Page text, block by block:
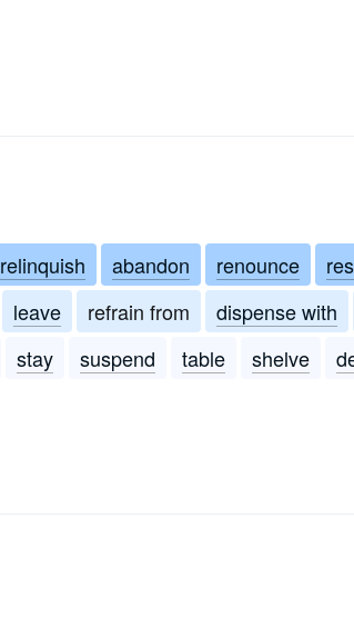
relinquish abandon renounce
leave refrain from dispense with
stay suspend table shelve